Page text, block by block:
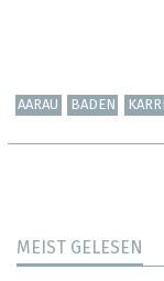
AARAU BADEN
MEIST GELESEN